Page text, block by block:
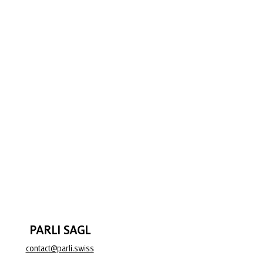
PARLI SAGL
contact@parli.swiss